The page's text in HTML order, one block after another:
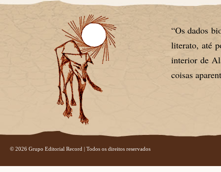
“Os dados
literato, até
interior de
coisas
© 2026 Grupo Editorial Record | Todos os direitos reservados